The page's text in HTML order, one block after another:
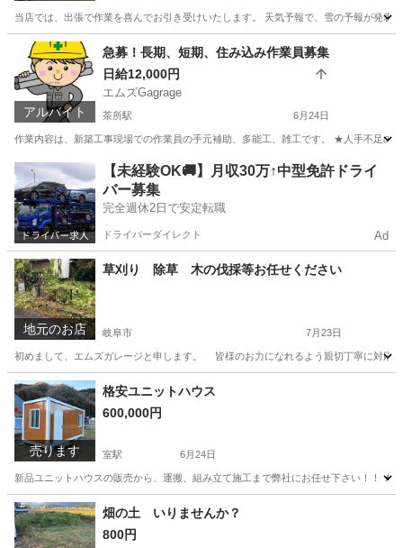
当店では、出張で作業を喜んでお引き受けいたします。 天気予報で、雪の予報が発
滋賀 長浜市 長浜駅 便利屋 タイヤ交換
アルバイト
急募！長期、短期、住み込み作業員募集
日給12,000円
エムズGagrage
茶所駅 6月24日
作業内容は、新築工事現場での作業員の手元補助、多能工、雑工です。 ★人手不足の
岐阜市 茶所駅 建築 短期
【未経験OK🚚】月収30万↑中型免許ドライ
バー募集
完全週休2日で安定転職
ドライバーダイレクト Ad
地元のお店
草刈り 除草 木の伐採等お任せください
岐阜市 7月23日
初めまして、エムズガレージと申します。 皆様のお力になれるよう親切丁寧に対
岐阜 岐阜市 草刈り 無料
売ります
格安ユニットハウス
600,000円
室駅 6月24日
新品ユニットハウスの販売から、運搬、組み立て施工まで弊社にお任せ下さい！！ ★
岐阜 大垣市 室駅 その他 ユニットハウス
畑の土 いりませんか？
800円